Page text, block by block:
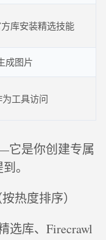
库安装精选技能
成图片
工具访问
是你创建专属
。
热度排序）
选库、Firecrawl